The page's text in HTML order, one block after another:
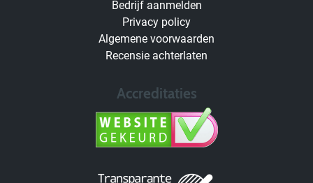
Bedrijf aanmelden
Privacy policy
Algemene voorwaarden
Recensie achterlaten
Accreditaties